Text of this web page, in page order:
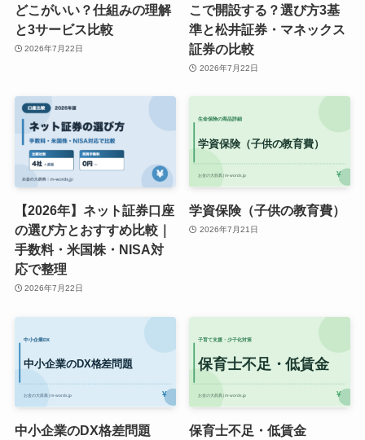
どこがいい？仕組みの理解
と3サービス比較
2026年7月22日
こで開設する？選び方3基
準と松井証券・マネックス
証券の比較
2026年7月22日
【2026年】ネット証券口座
の選び方とおすすめ比較｜
手数料・米国株・NISA対
応で整理
2026年7月22日
学資保険（子供の教育費）
2026年7月21日
中小企業のDX格差問題 保育士不足・低賃金